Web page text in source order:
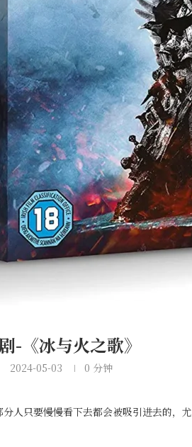
-《冰与火之歌》
2024-05-03 0 分钟
人只要慢慢看下去都会被吸引进去的，尤